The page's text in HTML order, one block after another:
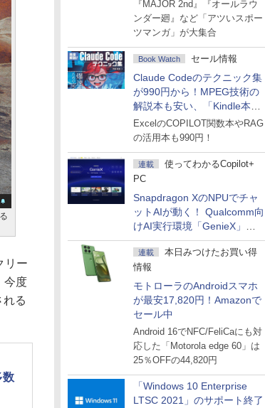
『MAJOR 2nd』『オールラウ
ンダー廻』など「アツいスポー
ツマンガ」が大集合
Book Watch セール情報
Claude Codeのテクニック集
が990円から！MPEG技術の
解説本も安い、「Kindle本サ
マーセール」第2弾開始！
ExcelのCOPILOT関数本やRAG
の活用本も990円！
連載
使ってわかるCopilot+
PC
Snapdragon XのNPUでチャ
ットAIが動く！ Qualcomm向
けAI実行環境「GenieX」を
試してみた
連載
本日みつけたお買い得
情報
モトローラのAndroidスマホ
が最安17,820円！Amazonで
セール中
Android 16でNFC/FeliCaにも対
応した「Motorola edge 60」は
25％OFFの44,820円
「Windows 10 Enterprise
LTSC 2021」のサポート終了
リー
今度
れる
数